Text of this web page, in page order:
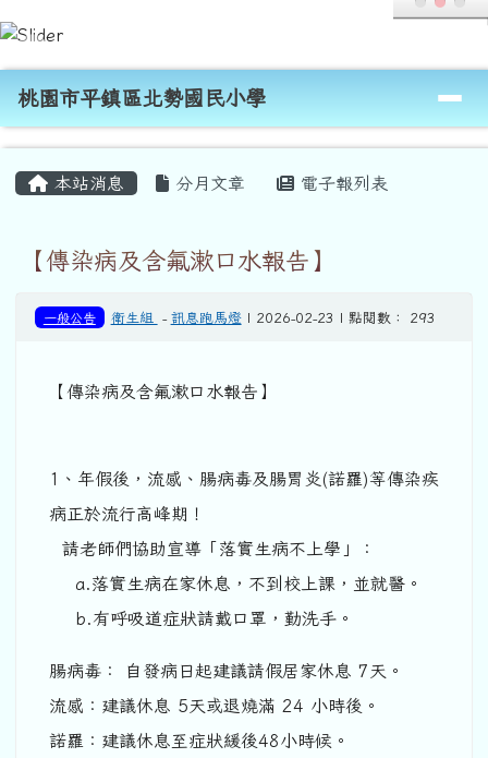
跳至主內容區
桃園市平鎮區北勢國民小學
導覽列
桃園市平鎮區北勢國民小學
本站消息 分月文章 電子報列表
【傳染病及含氟漱口水報告】
一般公告 衛生組 - 訊息跑馬燈| 2026-02-23 | 點閱數： 293
【傳染病及含氟漱口水報告】
1、年假後，流感、腸病毒及腸胃炎(諾羅)等傳染疾
病正於流行高峰期！
請老師們協助宣導「落實生病不上學」：
a.落實生病在家休息，不到校上課，並就醫。
b.有呼吸道症狀請戴口罩，勤洗手。
腸病毒： 自發病日起建議請假居家休息 7天。
流感：建議休息 5天或退燒滿 24 小時後。
諾羅：建議休息至症狀緩後48小時候。